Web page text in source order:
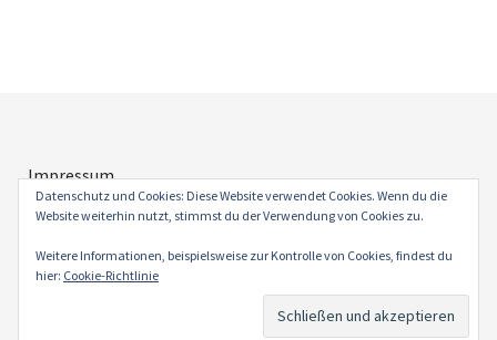
Impressum
Datenschutz
Datenschutz und Cookies: Diese Website verwendet Cookies. Wenn du die
Website weiterhin nutzt, stimmst du der Verwendung von Cookies zu.
Weitere Informationen, beispielsweise zur Kontrolle von Cookies, findest du
hier: Cookie-Richtlinie